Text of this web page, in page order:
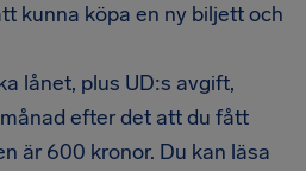
kunna köpa en ny biljett och
lånet, plus UD:s avgift,
efter det att du fått
är 600 kronor. Du kan läsa